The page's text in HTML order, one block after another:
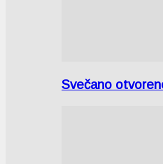
Svečano